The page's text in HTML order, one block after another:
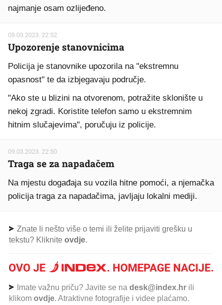
najmanje osam ozlijeđeno.
09.03.2023. 22:52
Upozorenje stanovnicima
Policija je stanovnike upozorila na "ekstremnu
opasnost" te da izbjegavaju područje.
"Ako ste u blizini na otvorenom, potražite sklonište u
nekoj zgradi. Koristite telefon samo u ekstremnim
hitnim slučajevima", poručuju iz policije.
09.03.2023. 22:50
Traga se za napadačem
Na mjestu događaja su vozila hitne pomoći, a njemačka
policija traga za napadačima, javljaju lokalni mediji.
Znate li nešto više o temi ili želite prijaviti grešku u
tekstu? Kliknite ovdje.
Imate važnu priču? Javite se na desk@index.hr ili
klikom ovdje. Atraktivne fotografije i videe plaćamo.